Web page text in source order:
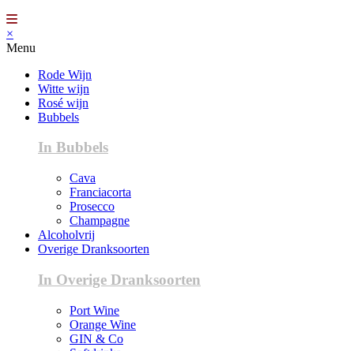
×
Menu
Rode Wijn
Witte wijn
Rosé wijn
Bubbels
In Bubbels
Cava
Franciacorta
Prosecco
Champagne
Alcoholvrij
Overige Dranksoorten
In Overige Dranksoorten
Port Wine
Orange Wine
GIN & Co